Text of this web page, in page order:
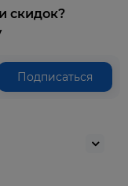
скидок?
Подписаться